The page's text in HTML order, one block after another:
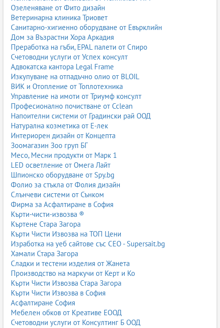
Озеленяване от Фито дизайн
Ветеринарна клиника Триовет
Санитарно-хигиенно оборудване от Евърклийн
Дом за Възрастни Хора Аркадия
Преработка на гъби, EPAL палети от Спиро
Счетоводни услуги от Успех консулт
Адвокатска кантора Legal Frame
Изкупуване на отпадъчно олио от BLOIL
ВИК и Отопление от Топлотехника
Управление на имоти от Триумф консулт
Професионално почистване от Cclean
Напоителни системи от Градински рай ООД
Натурална козметика от Е-лек
Интериорен дизайн от Концепта
Зоомагазин Зоо груп БГ
Месо, Месни продукти от Марк 1
LED осветление от Омега Лайт
Шпионско оборудване от Spy.bg
Фолио за стъкла от Фолия дизайн
Слънчеви системи от Сънком
Фирма за Асфалтиране в София
Кърти-чисти-извозва ®
Къртене Стара Загора
Кърти Чисти Извозва на ТОП Цени
Изработка на уеб сайтове със СЕО - Supersait.bg
Хамали Стара Загора
Сладки и тестени изделия от Жанета
Производство на маркучи от Керт и Ко
Кърти Чисти Извозва Стара Загора
Кърти Чисти Извозва в София
Асфалтиране София
Мебелен обков от Креативе ЕООД
Счетоводни услуги от Консултинг Б ООД